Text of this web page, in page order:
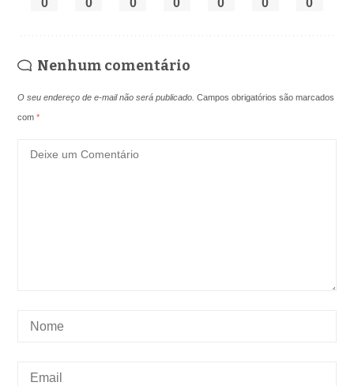
Nenhum comentário
O seu endereço de e-mail não será publicado. Campos obrigatórios são marcados
com*